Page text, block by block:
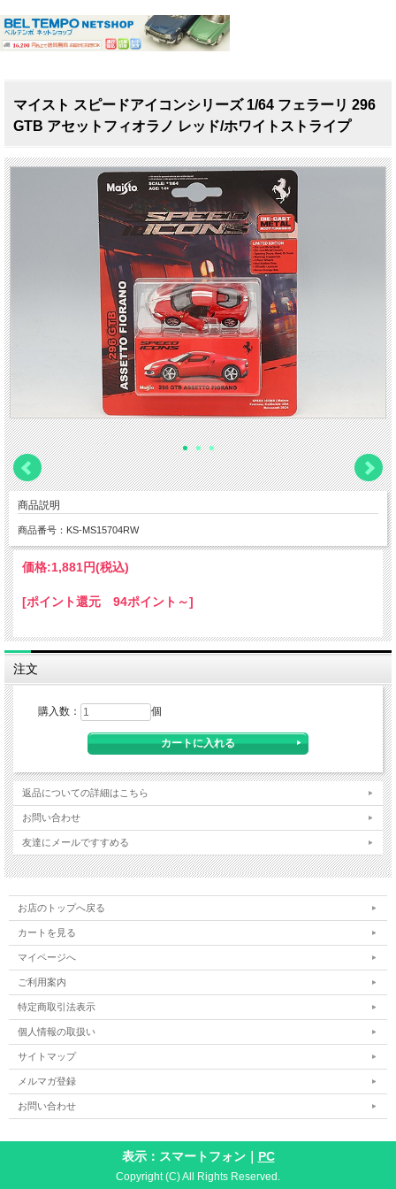
マイスト スピードアイコンシリーズ 1/64 フェラーリ 296
GTB アセットフィオラノ レッド/ホワイトストライプ
商品説明
商品番号：KS-MS15704RW
価格:1,881円(税込)
[ポイント還元 94ポイント～]
注文
購入数： 個
返品についての詳細はこちら
お問い合わせ
友達にメールですすめる
お店のトップへ戻る
カートを見る
マイページへ
ご利用案内
特定商取引法表示
個人情報の取扱い
サイトマップ
メルマガ登録
お問い合わせ
表示：スマートフォン｜ PC
Copyright (C) All Rights Reserved.